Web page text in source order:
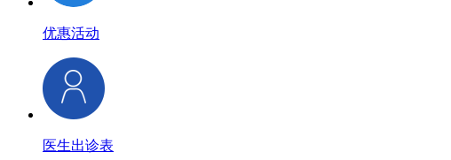
优惠活动
医生出诊表